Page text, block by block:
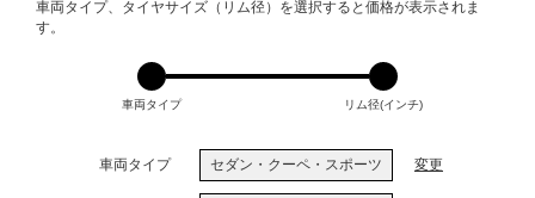
車両タイプ、タイヤサイズ（リム径）を選択すると価格が表示されま
す。
車両タイプ リム径(インチ)
車両タイプ セダン・クーペ・スポーツ 変更